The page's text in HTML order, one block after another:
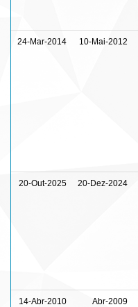
24-Mar-2014 10-Mai-2012
20-Out-2025 20-Dez-2024
14-Abr-2010 Abr-2009